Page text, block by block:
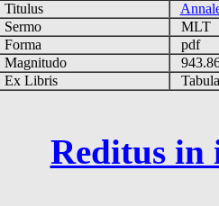
Titulus
Sermo
MLT
Forma
pdf
Magnitudo
Ex Libris
Reditus in